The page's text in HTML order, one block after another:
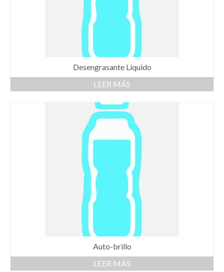
Desengrasante Líquido
LEER MÁS
Auto-brillo
LEER MÁS